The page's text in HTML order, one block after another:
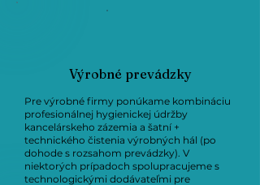
Výrobné prevádzky
Pre výrobné firmy ponúkame kombináciu
profesionálnej hygienickej údržby
kancelárskeho zázemia a šatní +
technického čistenia výrobných hál (po
dohode s rozsahom prevádzky). V
niektorých prípadoch spolupracujeme s
technologickými dodávateľmi pre